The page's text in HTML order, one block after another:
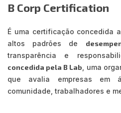
B Corp Certification
É uma certificação concedida
altos padrões de
transparência e
concedida pela B Lab , uma
que avalia empresas em
comunidade, trabalhadores e